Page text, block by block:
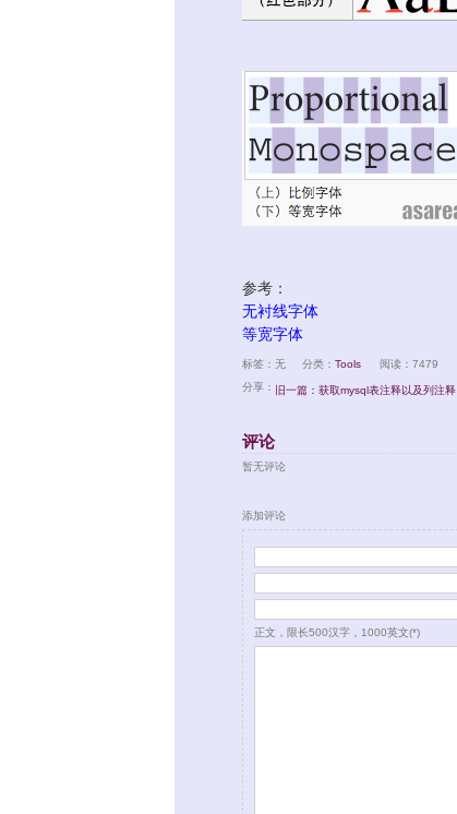
参考：
无衬线字体
等宽字体
标签：无 分类： Tools
阅读：7479
分享：
旧一篇：获取mysql表注释以及列注释
评论
暂无评论
添加评论
正文，限长500汉字，1000英文(*)